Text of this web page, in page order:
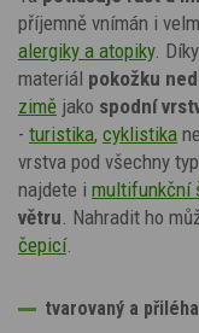
příjemně vnímán i
alergiky a atopiky.
materiál pokožku
zimě jako spodní
- turistika, cyklistika
vrstva pod všechny
najdete i multifunkční
větru . Nahradit ho
čepicí.
tvarovaný a